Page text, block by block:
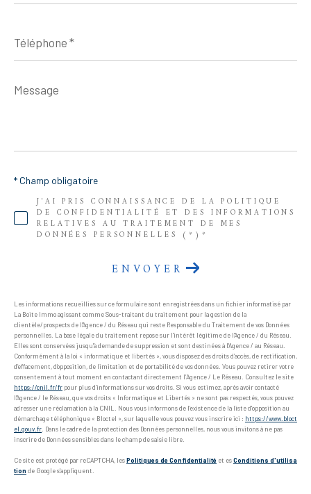
*
Message
*
J'AI PRIS CONNAISSANCE DE LA POLITIQUE
DE CONFIDENTIALITÉ ET DES INFORMATIONS
RELATIVES AU TRAITEMENT DE MES
DONNÉES PERSONNELLES (*)*
* Champ obligatoire
ENVOYER
Les informations recueillies sur ce formulaire sont enregistrées dans un fichier informatisé par
La Boite Immo agissant comme Sous-traitant du traitement pour la gestion de la
clientèle/prospects de l'Agence / du Réseau qui reste Responsable du Traitement de vos Données
personnelles. La base légale du traitement repose sur l'intérêt légitime de l'Agence / du Réseau.
Elles sont conservées jusqu'à demande de suppression et sont destinées à l'Agence / au Réseau.
Conformément à la loi « informatique et libertés », vous disposez des droits d’accès, de rectification,
d’effacement, d’opposition, de limitation et de portabilité de vos données. Vous pouvez retirer votre
consentement à tout moment en contactant directement l’Agence / Le Réseau. Consultez le site
https://cnil.fr/fr pour plus d’informations sur vos droits. Si vous estimez, après avoir contacté
l'Agence / le Réseau, que vos droits « Informatique et Libertés » ne sont pas respectés, vous pouvez
adresser une réclamation à la CNIL. Nous vous informons de l’existence de la liste d'opposition au
démarchage téléphonique « Bloctel », sur laquelle vous pouvez vous inscrire ici : https://www.bloct
el.gouv.fr. Dans le cadre de la protection des Données personnelles, nous vous invitons à ne pas
inscrire de Données sensibles dans le champ de saisie libre.
Ce site est protégé par reCAPTCHA, les Politiques de Confidentialité et esConditions d'utilisa
tion de Google s'appliquent.